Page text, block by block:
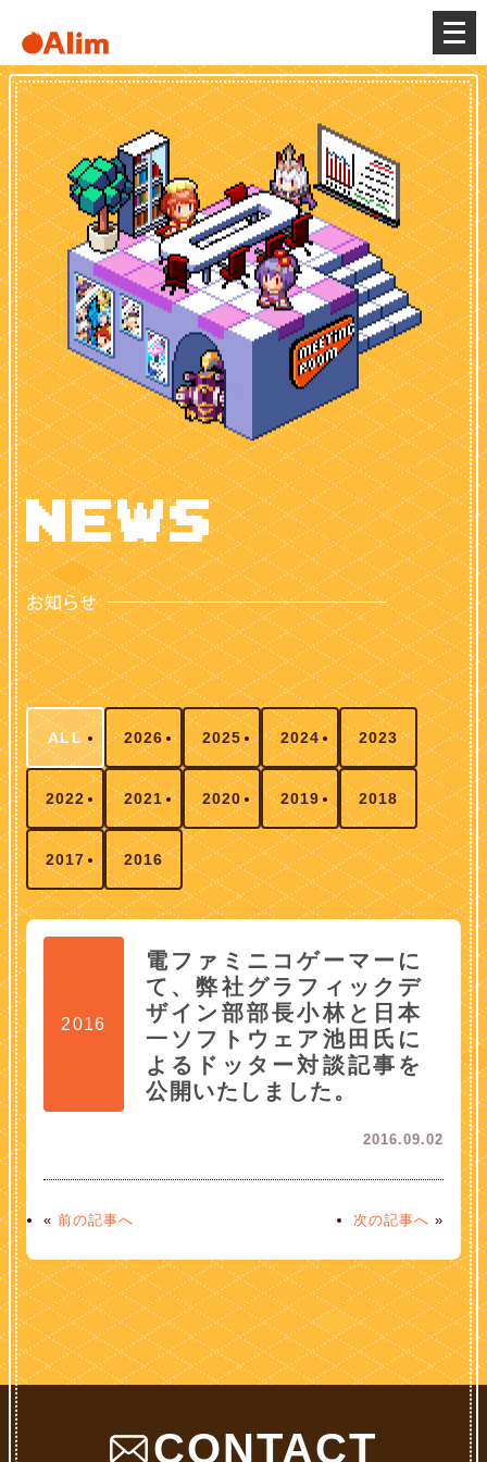
メ
ニ
ュ
ー
を
開
く
ALL 2026 2025 2024 2023
2022 2021 2020 2019 2018
2017 2016
2016
電ファミニコゲーマーに
て、弊社グラフィックデ
ザイン部部長小林と日本
一ソフトウェア池田氏に
よるドッター対談記事を
公開いたしました。
2016.09.02
«前の記事へ 次の記事へ »
CONTACT